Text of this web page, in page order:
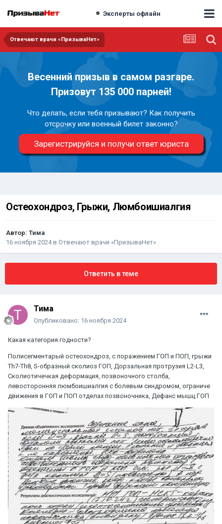
Эксперты офлайн
Отвечают врачи «ПризываНет»
Весенний призыв в самом разгаре.
Призовут 135 000 парней!
Что делать, если тебя призывают? Как получить
отсрочку или военный билет законно?
Зарегистрируйся и получи ответ юриста
Остеохондроз, Грыжи, Люмбоишиалгия
Автор: Тима
16 ноября 2024в Отвечают врачи «ПризываНет»
Ответить в теме
Тима
Опубликовано: 16 ноября 2024
Какая категория годности?
Полисегментарый остеохондроз, с поражением ГОП и ПОП, грыжи
Th7-Th8, S-образный сколиоз ГОП, Дорзальная протрузия L2-L3,
Сколиотичечкая деформация, позвоночного столба,
левосторонняя люмбоишиалгия с болевым синдромом, ограниче
движения в ГОП и ПОП отделах позвоночника, Дефанс мышц ГОП